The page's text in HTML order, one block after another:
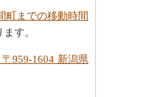
町までの移動時間
す。
〒959-1604 新潟県